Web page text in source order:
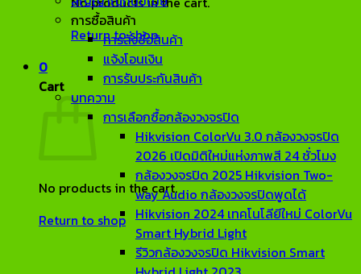
Return to shop
0
Cart
No products in the cart.
Return to shop
การซื้อสินค้า
การสั่งซื้อสินค้า
แจ้งโอนเงิน
การรับประกันสินค้า
บทความ
การเลือกซื้อกล้องวงจรปิด
Hikvision ColorVu 3.0 กล้องวงจรปิด
2026 เปิดมิติใหม่แห่งภาพสี 24 ชั่วโมง
กล้องวงจรปิด 2025 Hikvision Two-
way Audio กล้องวงจรปิดพูดได้
Hikvision 2024 เทคโนโลียีใหม่ ColorVu
Smart Hybrid Light
รีวิวกล้องวงจรปิด Hikvision Smart